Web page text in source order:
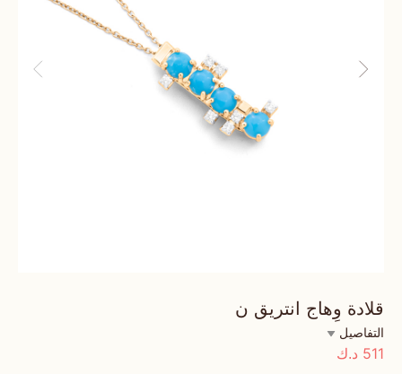
قلادة وِهاج انتريق ن
التفاصيل
511 د.ك